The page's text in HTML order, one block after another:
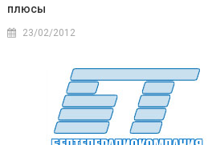
плюсы
23/02/2012